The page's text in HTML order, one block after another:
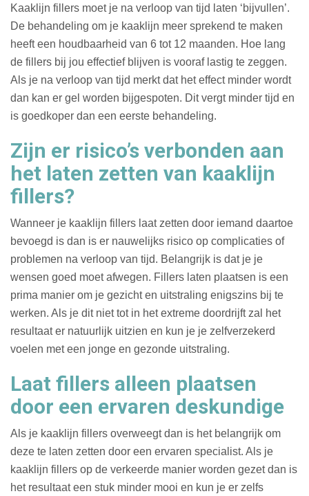
Kaaklijn fillers moet je na verloop van tijd laten ‘bijvullen’.
De behandeling om je kaaklijn meer sprekend te maken
heeft een houdbaarheid van 6 tot 12 maanden. Hoe lang
de fillers bij jou effectief blijven is vooraf lastig te zeggen.
Als je na verloop van tijd merkt dat het effect minder wordt
dan kan er gel worden bijgespoten. Dit vergt minder tijd en
is goedkoper dan een eerste behandeling.
Zijn er risico’s verbonden aan
het laten zetten van kaaklijn
fillers?
Wanneer je kaaklijn fillers laat zetten door iemand daartoe
bevoegd is dan is er nauwelijks risico op complicaties of
problemen na verloop van tijd. Belangrijk is dat je je
wensen goed moet afwegen. Fillers laten plaatsen is een
prima manier om je gezicht en uitstraling enigszins bij te
werken. Als je dit niet tot in het extreme doordrijft zal het
resultaat er natuurlijk uitzien en kun je je zelfverzekerd
voelen met een jonge en gezonde uitstraling.
Laat fillers alleen plaatsen
door een ervaren deskundige
Als je kaaklijn fillers overweegt dan is het belangrijk om
deze te laten zetten door een ervaren specialist. Als je
kaaklijn fillers op de verkeerde manier worden gezet dan is
het resultaat een stuk minder mooi en kun je er zelfs